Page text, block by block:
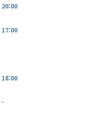
20:00
17:00
18:00
-